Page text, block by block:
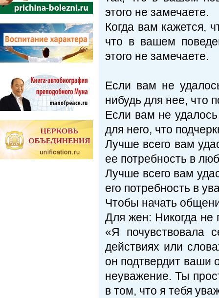
этого не замечаете.
Когда вам кажется,
что в вашем
этого не замечаете.
Если вам не
нибудь для нее, что
Если вам не
для него, что
Лучше всего вам
ее потребность в
Лучше всего вам
его потребность в
Чтобы начать
Для жен: Никогда
«Я почувствовала
действиях или
он подтвердит ваши
неуважение. Ты
в том, что я тебя